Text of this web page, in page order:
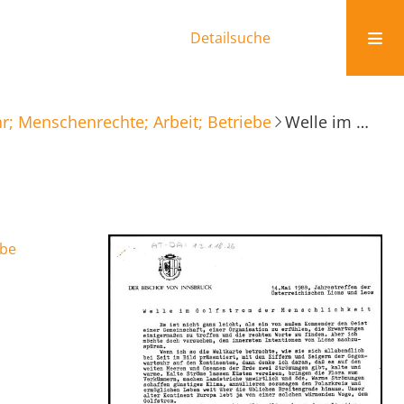
Detailsuche
Menschenrechte; Arbeit; Betriebe Welle im Golfstrom der Menschlichkeit